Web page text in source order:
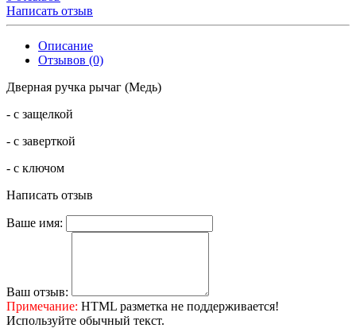
Написать отзыв
Описание
Отзывов (0)
Дверная ручка рычаг (Медь)
- с защелкой
- с заверткой
- с ключом
Написать отзыв
Ваше имя:
Ваш отзыв:
Примечание: HTML разметка не поддерживается!
Используйте обычный текст.